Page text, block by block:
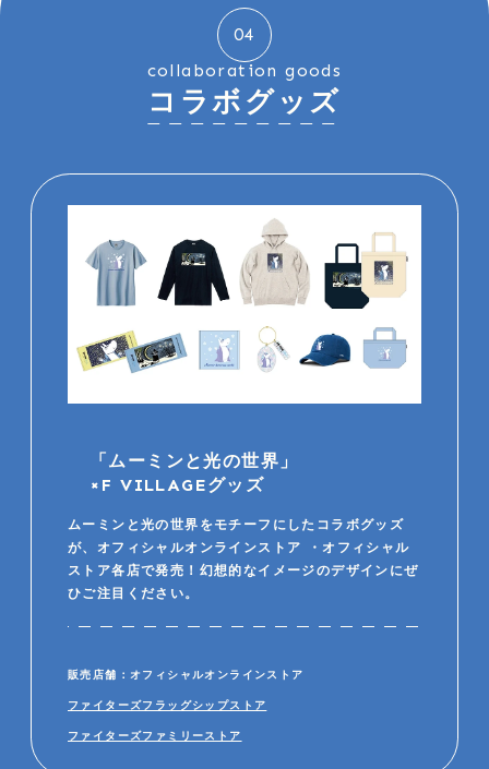
04
collaboration goods
コラボグッズ
「ムーミンと光の世界」
×F VILLAGEグッズ
ムーミンと光の世界をモチーフにしたコラボグッズ
が、オフィシャルオンラインストア ・オフィシャル
ストア各店で発売！幻想的なイメージのデザインにぜ
ひご注目ください。
販売店舗：オフィシャルオンラインストア
ファイターズフラッグシップストア
ファイターズファミリーストア